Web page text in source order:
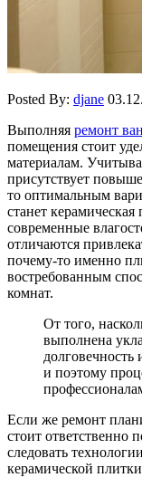
Posted By: djane
Выполняя ремонт
помещения стоит
материалам.
присутствует
то оптимальным
станет
современные
отличаются
почему-то именно
востребованным
комнат.
От того,
выполнена
долговечность
и поэтому
Если же ремонт
стоит ответственно
следовать
керамической